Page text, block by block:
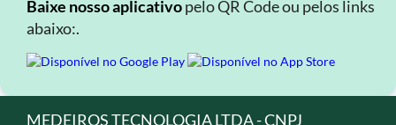
Baixe nosso aplicativopelo QR Code ou pelos links
abaixo:.
MEDEIROS TECNOLOGIA LTDA - CNPJ